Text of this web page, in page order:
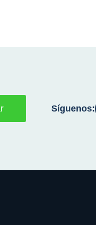
Síguenos: